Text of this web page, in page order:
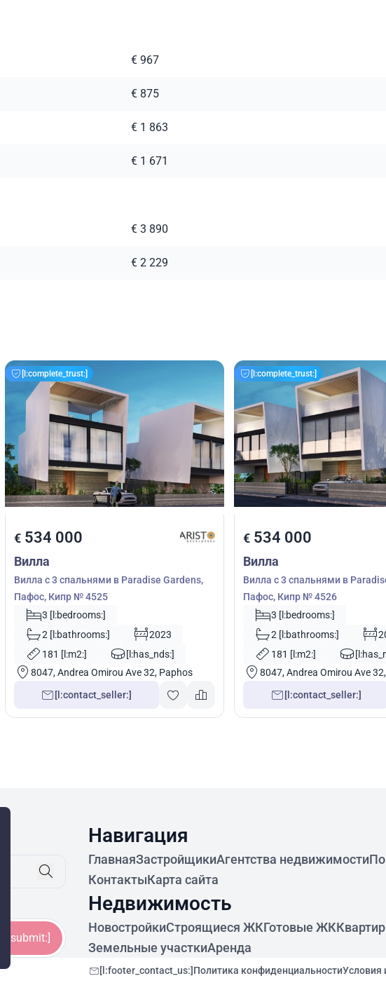
€ 967
€ 875
€ 1 863
€ 1 671
€ 3 890
€ 2 229
[l:complete_trust:]
€534 000
Вилла
Вилла с 3 спальнями в Paradise Gardens,
Пафос, Кипр № 4525
3 [l:bedrooms:]
2 [l:bathrooms:]
2023
181 [l:m2:]
[l:has_nds:]
8047, Andrea Omirou Ave 32, Paphos
[l:contact_seller:]
[l:complete_trust:]
€ 534 000
Вилла
Вилла с 3 спальнями в
Пафос, Кипр № 4526
3 [l:bedrooms:]
2 [l:bathrooms:]
181 [l:m2:]
8047, Andrea Omirou Ave
[l:contact_seller:]
Навигация
ГлавнаяЗастройщикиАгентства недвижимости
КонтактыКарта сайта
Недвижимость
НовостройкиСтроящиеся ЖКГотовые ЖК
Земельные участкиАренда
[l:footer_contact_us:]Политика конфиденциальностиУсловия